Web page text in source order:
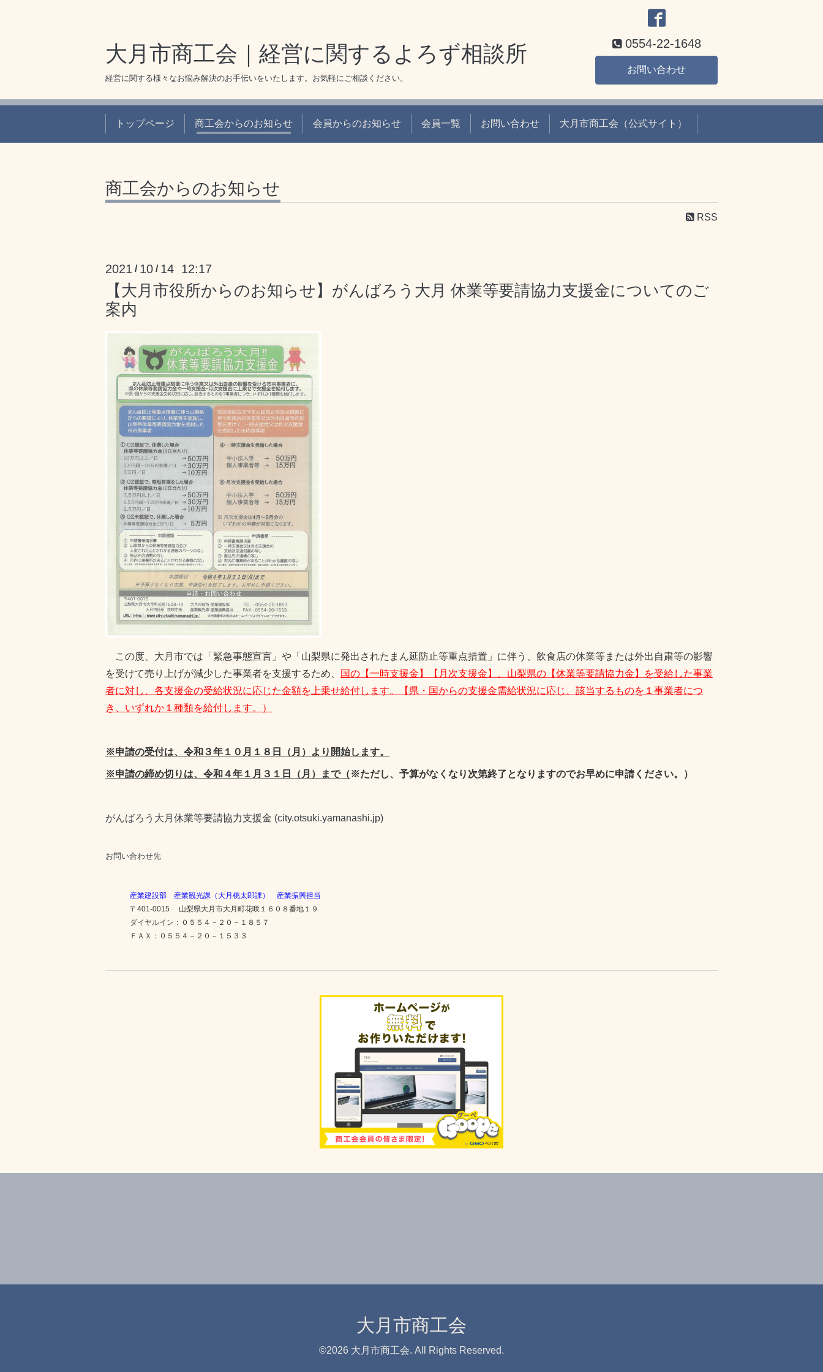
大月市商工会｜経営に関するよろず相談所
経営に関する様々なお悩み解決のお手伝いをいたします。お気軽にご相談ください。
0554-22-1648
お問い合わせ
トップページ 商工会からのお知らせ 会員からのお知らせ 会員一覧 お問い合わせ 大月市商工会（公式サイト）
商工会からのお知らせ
RSS
2021 / 10 / 14 12:17
【大月市役所からのお知らせ】がんばろう大月 休業等要請協力支援金についてのご
案内
この度、大月市では「緊急事態宣言」や「山梨県に発出されたまん延防止等重点措置」に伴う、飲食店の休業等または外出自粛等の影響
を受けて売り上げが減少した事業者を支援するため、
国の【一時支援金】【月次支援金】、山梨県の【休業等要請協力金】を受給した事業
者に対し、各支援金の受給状況に応じた金額を上乗せ給付します。【県・国からの支援金需給状況に応じ、該当するものを１事業者につ
き、いずれか１種類を給付します。）
※申請の受付は、令和３年１０月１８日（月）より開始します。
※申請の締め切りは、令和４年１月３１日（月）まで（※ただし、予算がなくなり次第終了となりますのでお早めに申請ください。）
がんばろう大月休業等要請協力支援金 (city.otsuki.yamanashi.jp)
お問い合わせ先
産業建設部 産業観光課（大月桃太郎課） 産業振興担当
〒401-0015 山梨県大月市大月町花咲１６０８番地１９
ダイヤルイン：０５５４－２０－１８５７
ＦＡＸ：０５５４－２０－１５３３
大月市商工会
©2026 大月市商工会. All Rights Reserved.